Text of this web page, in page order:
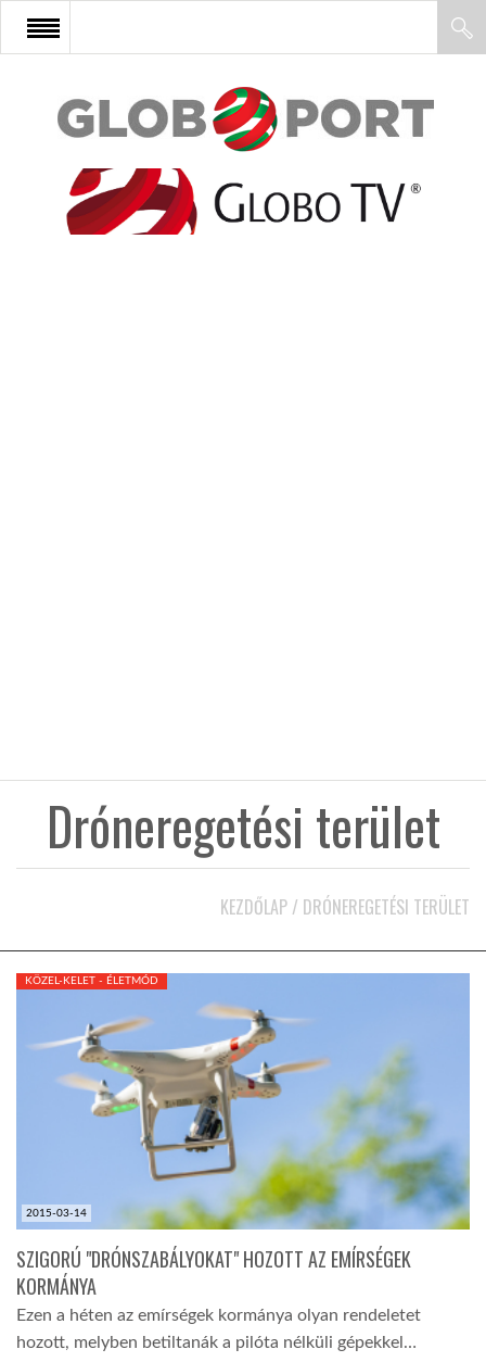
FŐOLDAL
AFRIKA
HÍR3D
TROPICALMAGAZIN
GLOBOTV
AFRIKA TUDÁSTÁR
A NAP SZÉPE
LINKTR.EE
Dróneregetési terület
KEZDŐLAP / DRÓNEREGETÉSI TERÜLET
2015-03-14
KÖZEL-KELET - ÉLETMÓD
SZIGORÚ "DRÓNSZABÁLYOKAT" HOZOTT AZ EMÍRSÉGEK
KORMÁNYA
Ezen a héten az emírségek kormánya olyan rendeletet
hozott, melyben betiltanák a pilóta nélküli gépekkel…